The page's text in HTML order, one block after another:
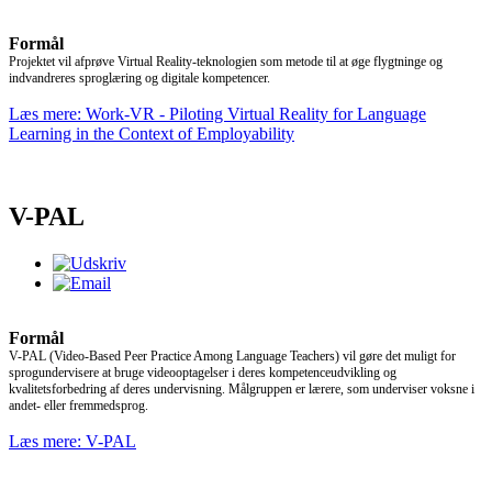
Formål
Projektet vil afprøve Virtual Reality-teknologien som metode til at øge flygtninge og
indvandreres sproglæring og digitale kompetencer.
Læs mere: Work-VR - Piloting Virtual Reality for Language
Learning in the Context of Employability
V-PAL
Formål
V-PAL (Video-Based Peer Practice Among Language Teachers) vil gøre det muligt for
sprogundervisere at bruge videooptagelser i deres kompetenceudvikling og
kvalitetsforbedring af deres undervisning. Målgruppen er lærere, som underviser voksne i
andet- eller fremmedsprog.
Læs mere: V-PAL